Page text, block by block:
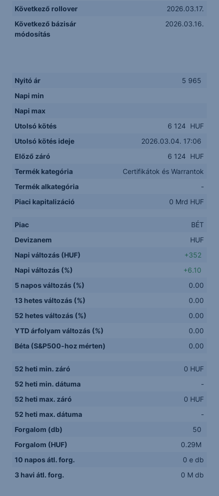
Következő rollover
2026.03.17.
Következő bázisár
módosítás
2026.03.16.
Nyitó ár
5 965
Napi min
Napi max
Utolsó kötés
6 124
HUF
Utolsó kötés ideje
2026.03.04. 17:06
Előző záró
6 124
HUF
Termék kategória
Certifikátok és Warrantok
Termék alkategória
-
Piaci kapitalizáció
0 Mrd HUF
Piac
BÉT
Devizanem
HUF
Napi változás (HUF)
+352
Napi változás (%)
+6.10
5 napos változás (%)
0.00
13 hetes változás (%)
0.00
52 hetes változás (%)
0.00
YTD árfolyam változás (%)
0.00
Béta (S&P500-hoz mérten)
0.00
52 heti min. záró
0 HUF
52 heti min. dátuma
-
52 heti max. záró
0 HUF
52 heti max. dátuma
-
Forgalom (db)
50
Forgalom (HUF)
0.29M
10 napos átl. forg.
0 e db
3 havi átl. forg.
0 M db